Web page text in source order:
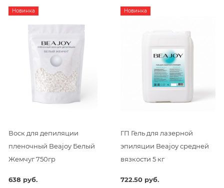
Новинка
Воск для депиляции
пленочный Beajoy Белый
Жемчуг 750гр
638 руб.
Новинка
ГП Гель для лазерной
эпиляции Beajoy средней
вязкости 5 кг
722.50 руб.